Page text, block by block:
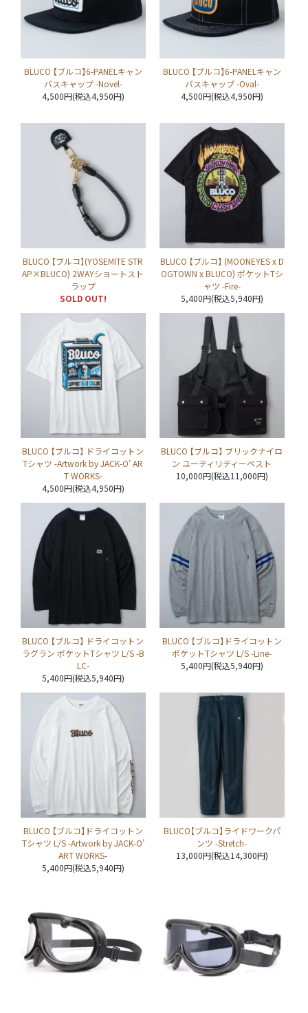
BLUCO 【ブルコ】6-PANELキャン
バスキャップ -Novel-
4,500円(税込4,950円)
BLUCO 【ブルコ】6-PANELキャン
バスキャップ -Oval-
4,500円(税込4,950円)
BLUCO 【ブルコ】(YOSEMITE STR
AP×BLUCO) 2WAYショートスト
ラップ
SOLD OUT!
BLUCO 【ブルコ】 (MOONEYES x D
OGTOWN x BLUCO) ポケットTシ
ャツ -Fire-
5,400円(税込5,940円)
BLUCO 【ブルコ】 ドライコットン
Tシャツ -Artwork by JACK-O’ AR
T WORKS-
4,500円(税込4,950円)
BLUCO 【ブルコ】 ブリックナイロ
ン ユーティリティーベスト
10,000円(税込11,000円)
BLUCO 【ブルコ】 ドライコットン
ラグラン ポケットTシャツ L/S -B
LC-
5,400円(税込5,940円)
BLUCO 【ブルコ】ドライコットン
ポケットTシャツ L/S -Line-
5,400円(税込5,940円)
BLUCO 【ブルコ】ドライコットン
Tシャツ L/S -Artwork by JACK-O’
ART WORKS-
5,400円(税込5,940円)
BLUCO【ブルコ】ライドワークパ
ンツ -Stretch-
13,000円(税込14,300円)